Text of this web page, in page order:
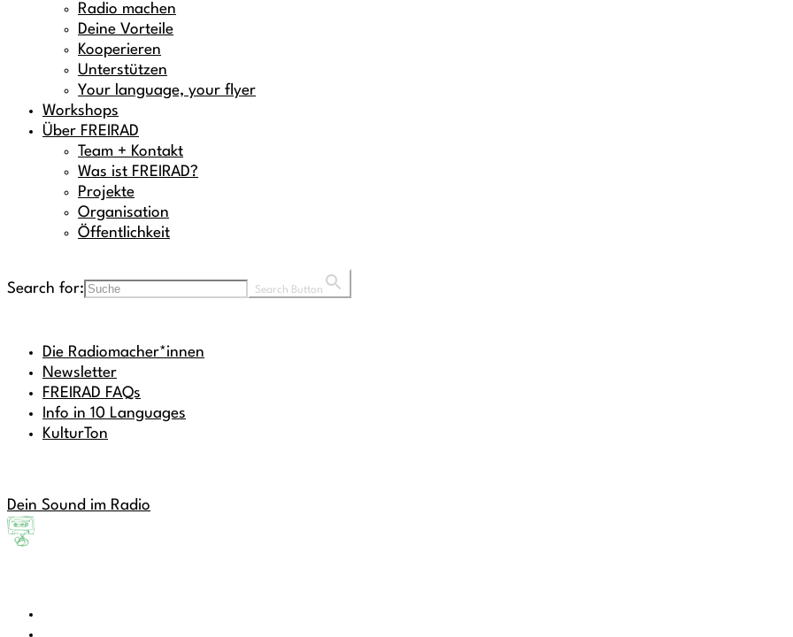
Radio machen
Deine Vorteile
Kooperieren
Unterstützen
Your language, your flyer
Workshops
Über FREIRAD
Team + Kontakt
Was ist FREIRAD?
Projekte
Organisation
Öffentlichkeit
Search for: Search Button
Die Radiomacher*innen
Newsletter
FREIRAD FAQs
Info in 10 Languages
KulturTon
Dein Sound im Radio